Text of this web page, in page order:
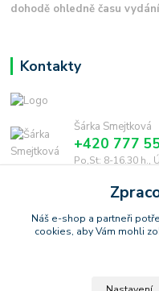
dohodě ohledně času
Kontakty
Šárka Smejtková
+420 777
Po,St: 8-16.30 h.,
smejtkova@trigonmedia.cz
Náš e-shop a partneři
cookies, aby Vám mohli